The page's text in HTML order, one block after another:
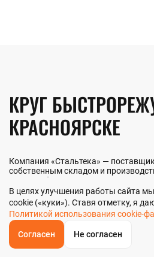
ОБРАТНЫЙЗВОНОК
КРУГ
КРАСНОЯРСКЕ
Компания «Стальтека» —
собственным складом и
наличии более 130 видов
металлоизделий — черный,
любых типоразмеров. Мы
оптом, так и в розницу прямо со
заказ. Контроль качества на всех
анализа до отгрузки.
Главная
В целях улучшения работы сайта
cookie («куки»). Ставя отметку, я
Политикой использования cookie-
Согласен Не согласен